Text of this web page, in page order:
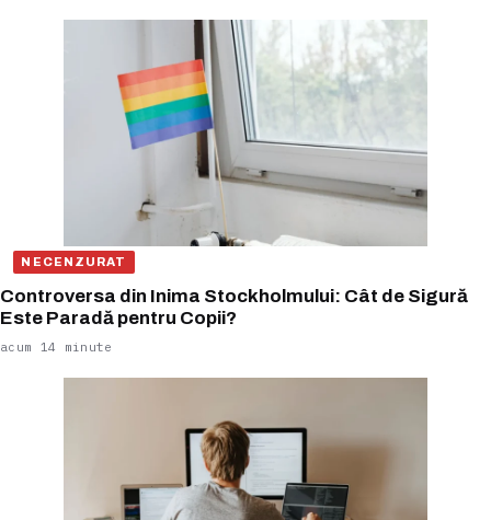
NECENZURAT
Controversa din Inima Stockholmului: Cât de Sigură
Este Paradă pentru Copii?
acum 14 minute